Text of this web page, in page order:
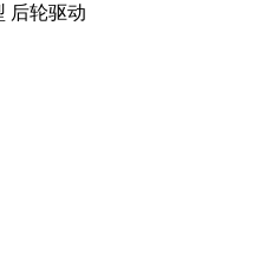
后轮驱动